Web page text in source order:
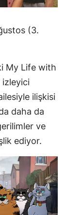
(3.
My Life with
izleyici
ilişkisi
daha da
ve
ediyor.